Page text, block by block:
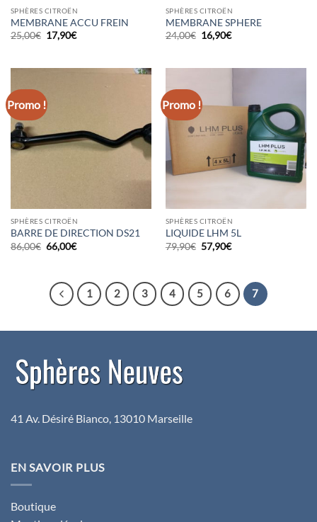
SPHÈRES CITROËN
MEMBRANE ACCU FREIN
25,00€ Le
prix
25,00€.
17,90€Le
17,90€.
SPHÈRES CITROËN
MEMBRANE SPHERE
24,00€ Le
prix
24,00€.
16,90€Le
16,90€.
Promo !
SPHÈRES CITROËN
BARRE DE DIRECTION DS21
86,00€ Le
prix
86,00€.
66,00€Le
66,00€.
Promo !
SPHÈRES CITROËN
LIQUIDE LHM 5L
79,90€ Le
prix
79,90€.
57,90€Le
57,90€.
1 2 3 4 5 6 7
41 Av. Désiré Bianco, 13010 Marseille
EN SAVOIR PLUS
Boutique